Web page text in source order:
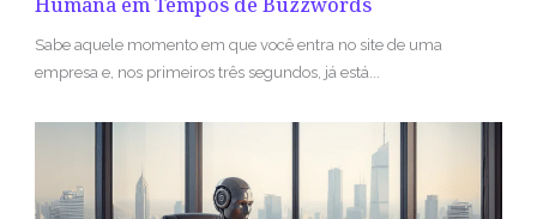
Sabe aquele momento em que você entra no site de uma
empresa e, nos primeiros três segundos, já está...